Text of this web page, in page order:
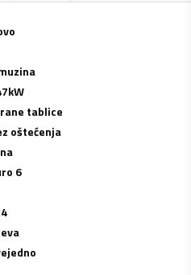
kW
tablice
oštećenja
6